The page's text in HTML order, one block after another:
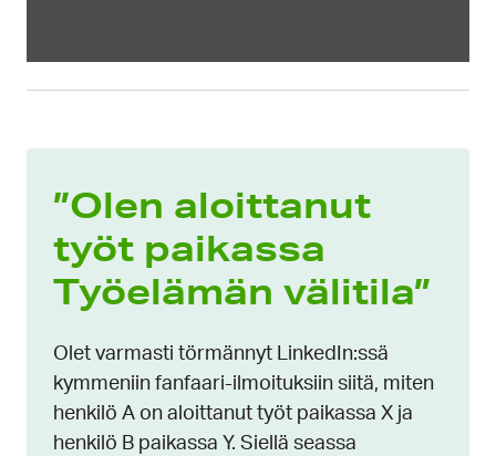
”Olen aloittanut
työt paikassa
Työelämän välitila”
Olet varmasti törmännyt LinkedIn:ssä
kymmeniin fanfaari-ilmoituksiin siitä, miten
henkilö A on aloittanut työt paikassa X ja
henkilö B paikassa Y. Siellä seassa